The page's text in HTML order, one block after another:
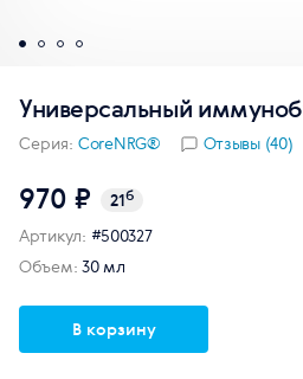
Универсальный
Серия: CoreNRG® Отзывы (40)
970 ₽ 21б
Артикул: #500327
Объем: 30 мл
В корзину